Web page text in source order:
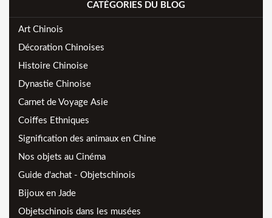
CATÉGORIES DU BLOG
Art Chinois
Décoration Chinoises
Histoire Chinoise
Dynastie Chinoise
Carnet de Voyage Asie
Coiffes Ethniques
Signification des animaux en Chine
Nos objets au Cinéma
Guide d'achat - Objetschinois
Bijoux en Jade
Objetschinois dans les musées